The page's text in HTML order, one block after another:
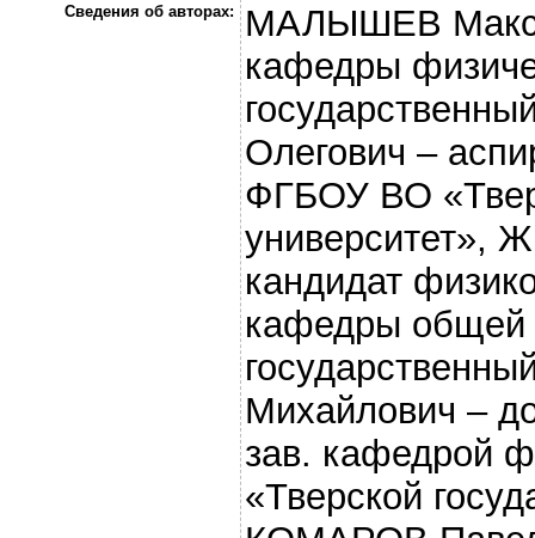
Сведения об авторах:
МАЛЫШЕВ
кафедры
Олегович –
ФГБОУ ВО
университет»,
кандидат
кафедры
Михайлович –
зав. кафедрой
«Тверской